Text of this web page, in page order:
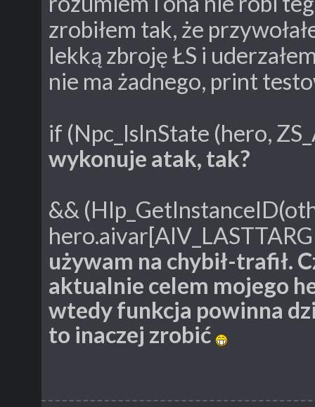
zrobiłem tak, że
lekką zbroję ŁS i
nie ma żadnego, print
if (Npc_IsInState (hero,
wykonuje atak, tak?
&&
używam na chybił-trafił.
aktualnie celem mojego
wtedy funkcja powinna
to inaczej zrobić